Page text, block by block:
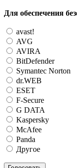
Для обеспечения
avast!
AVG
AVIRA
BitDefender
Symantec Norton
dr.WEB
ESET
F-Secure
G DATA
Kaspersky
McAfee
Panda
Другое